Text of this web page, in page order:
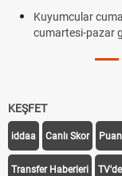
Kuyumcular
cumartesi-pazar
KEŞFET
iddaa Canlı Skor
Transfer Haberleri